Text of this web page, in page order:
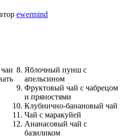
ewermind
Яблочный пунш с
апельсином
Фруктовый чай с чабрецом
и пряностями
Клубнично-банановый чай
Чай с маракуйей
Ананасовый чай с
базиликом